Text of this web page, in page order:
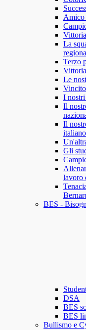
Amico
La
Terzo
Le
I
Il
Il
Gli
lavoro
BES -
DSA
BES
BES
Bullismo e